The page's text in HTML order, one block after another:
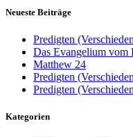
Neueste Beiträge
Predigten
Das Evangelium vom
Matthew 24
Predigten
Predigten
Kategorien